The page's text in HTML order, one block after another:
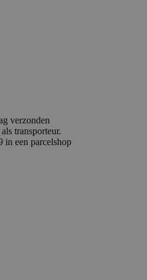
verzonden
transporteur.
in een parcelshop